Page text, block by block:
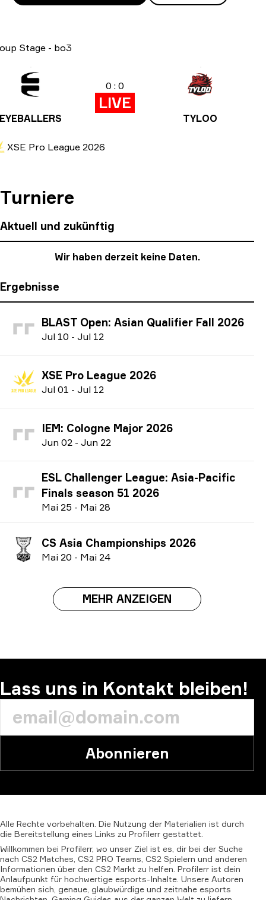
Stage - bo3
0 : 0
LIVE
TYLOO
XSE Pro League 2026
Turniere
Aktuell und zukünftig
Wir haben derzeit keine Daten.
Ergebnisse
BLAST Open: Asian Qualifier Fall 2026
Jul 10 - Jul 12
XSE Pro League 2026
Jul 01 - Jul 12
IEM: Cologne Major 2026
Jun 02 - Jun 22
ESL Challenger League: Asia-Pacific
Finals season 51 2026
Mai 25 - Mai 28
CS Asia Championships 2026
Mai 20 - Mai 24
MEHR ANZEIGEN
Lass uns in Kontakt bleiben!
Abonnieren
Alle Rechte vorbehalten. Die Nutzung der Materialien ist durch
die Bereitstellung eines Links zu Profilerr gestattet.
Willkommen bei Profilerr, wo unser Ziel ist es, dir bei der Suche
nach CS2 Matches, CS2 PRO Teams, CS2 Spielern und anderen
Informationen über den CS2 Markt zu helfen. Profilerr ist dein
Anlaufpunkt für hochwertige esports-Inhalte. Unsere Autoren
bemühen sich, genaue, glaubwürdige und zeitnahe esports